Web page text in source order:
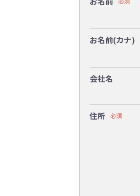
お名前(カナ)
会社名
住所 必須